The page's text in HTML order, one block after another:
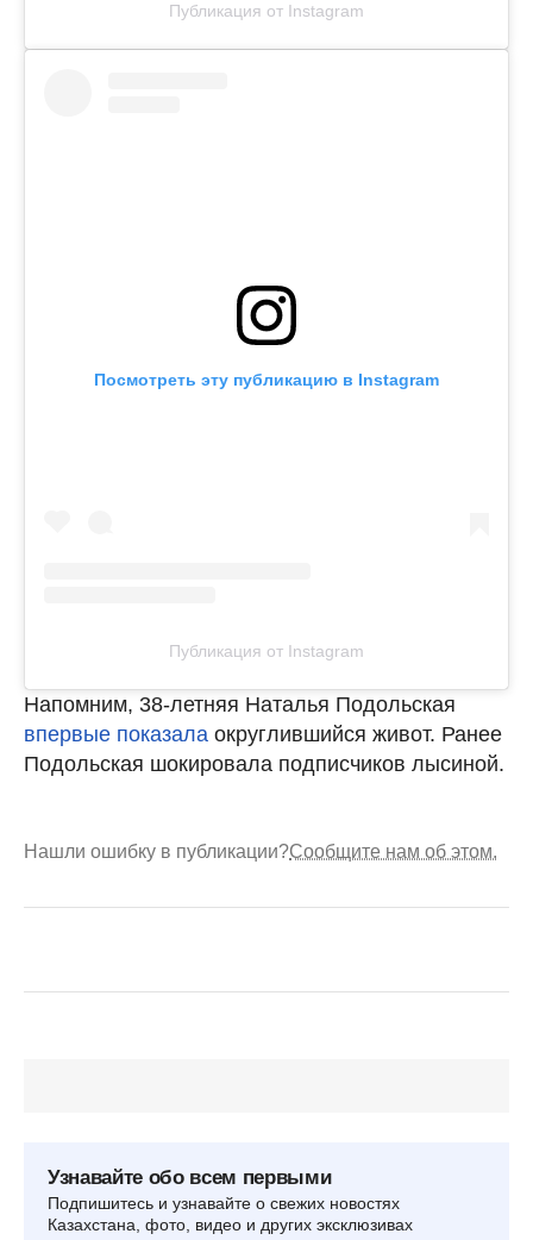
Публикация от Instagram
Посмотреть эту публикацию в Instagram
Публикация от Instagram
Напомним, 38-летняя Наталья Подольская
впервые показала округлившийся живот. Ранее
Подольская шокировала подписчиков лысиной.
Нашли ошибку в публикации?Сообщите нам об этом.
Узнавайте обо всем первыми
Подпишитесь и узнавайте о свежих новостях
Казахстана, фото, видео и других эксклюзивах